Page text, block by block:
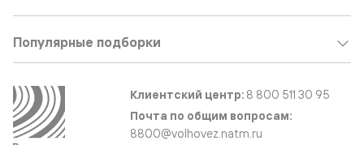
Популярные подборки
Клиентский центр: 8 800 511 30 95
Почта по общим вопросам:
8800@volhovez.natm.ru